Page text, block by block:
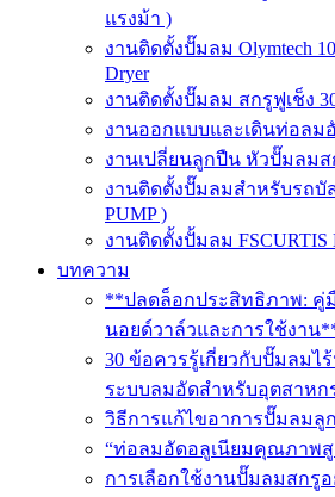
แรงม้า )
งานติดตั้งปั๊มลม Olymtech
Dryer
งานติดตั้งปั๊มลม สกรูฟูเช็ง
งานออกแบบและเดินท่อลม
งานเปลี่ยนลูกปืน หัวปั๊มลมส
งานติดตั้งปั๊มลมสำหรับรถบั
PUMP )
งานติดตั้งปั้มลม FSCURTIS
บทความ
**ปลดล็อกประสิทธิภาพ:
นอยด์วาล์วและการใช้งาน
30 ข้อควรรู้เกี่ยวกับปั๊มลมไ
ระบบลมอัดสำหรับอุตสาหก
วิธีการแก้ไขอาการปั๊มลมลูก
“ท่อลมอัดอลูเนียมคุณภาพสู
การเลือกใช้งานปั๊มลมสกรูอ